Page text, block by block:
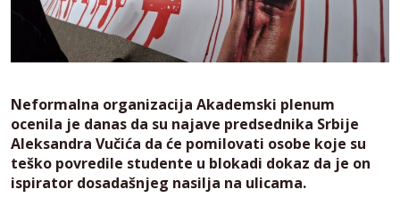
Neformalna organizacija Akademski plenum
ocenila je danas da su najave predsednika Srbije
Aleksandra Vučića da će pomilovati osobe koje su
teško povredile studente u blokadi dokaz da je on
ispirator dosadašnjeg nasilja na ulicama.